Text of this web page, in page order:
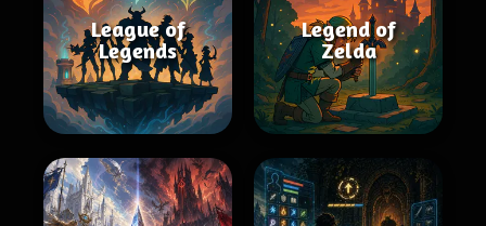
League of
Legends
Legend of
Zelda